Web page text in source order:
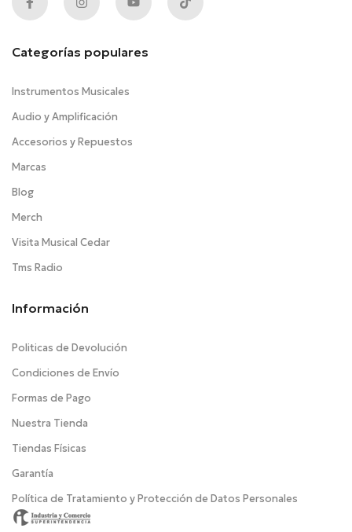
Categorías populares
Instrumentos Musicales
Audio y Amplificación
Accesorios y Repuestos
Marcas
Blog
Merch
Visita Musical Cedar
Tms Radio
Información
Politicas de Devolución
Condiciones de Envío
Formas de Pago
Nuestra Tienda
Tiendas Físicas
Garantía
Política de Tratamiento y Protección de Datos Personales